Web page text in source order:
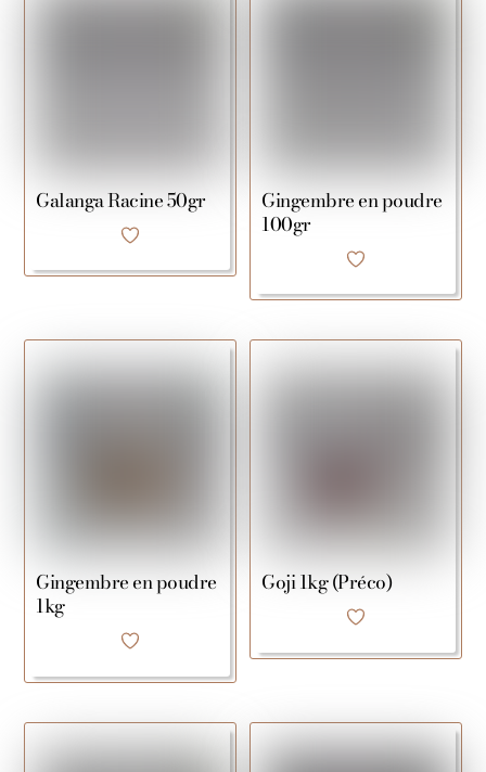
Galanga Racine 50gr
Gingembre en poudre
100gr
Gingembre en poudre
1kg
Goji 1kg (Préco)